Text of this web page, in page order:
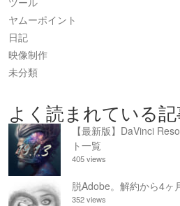
ヤムーポイント
日記
映像制作
未分類
よく読まれている
【最新版】DaVinci
ト一覧
405 views
脱Adobe。解約から4ヶ
352 views